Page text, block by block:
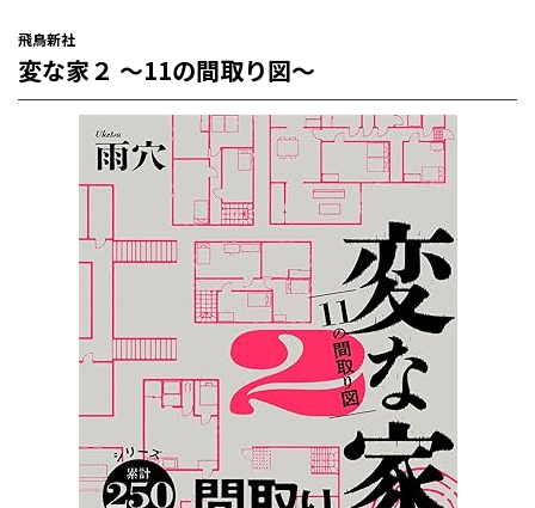
飛鳥新社
変な家２ 〜11の間取り図〜